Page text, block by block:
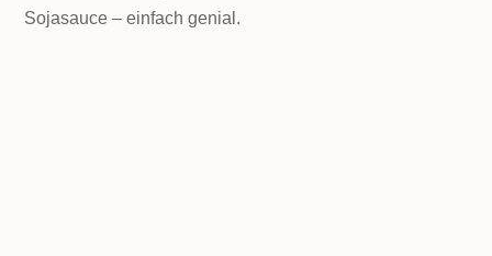
Sojasauce – einfach genial.